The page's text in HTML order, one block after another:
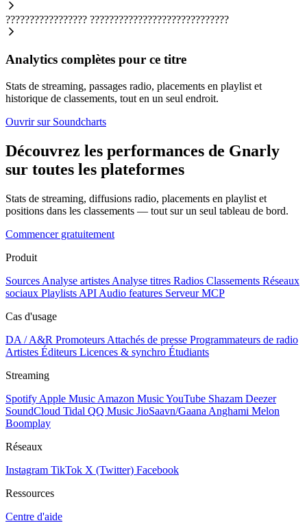
????????????????? ?????????????????????????????
Analytics complètes pour ce titre
Stats de streaming, passages radio, placements en playlist et
historique de classements, tout en un seul endroit.
Ouvrir sur Soundcharts
Découvrez les performances de Gnarly
sur toutes les plateformes
Stats de streaming, diffusions radio, placements en playlist et
positions dans les classements — tout sur un seul tableau de bord.
Commencer gratuitement
Produit
Sources Analyse artistes Analyse titres Radios Classements Réseaux
sociaux Playlists API Audio features Serveur MCP
Cas d'usage
DA / A&R Promoteurs Attachés de presse Programmateurs de radio
Artistes Éditeurs Licences & synchro Étudiants
Streaming
Spotify Apple Music Amazon MusicYouTube Shazam Deezer
SoundCloud Tidal QQ Music JioSaavn/Gaana Anghami Melon
Boomplay
Réseaux
Instagram TikTok X (Twitter) Facebook
Ressources
Centre d'aide